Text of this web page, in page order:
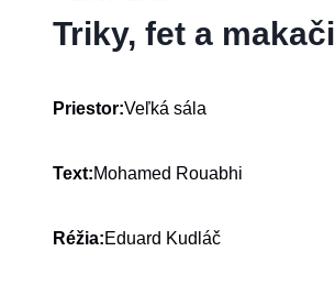
Triky, fet a makači
Priestor:Veľká sála
Text:Mohamed Rouabhi
Réžia:Eduard Kudláč